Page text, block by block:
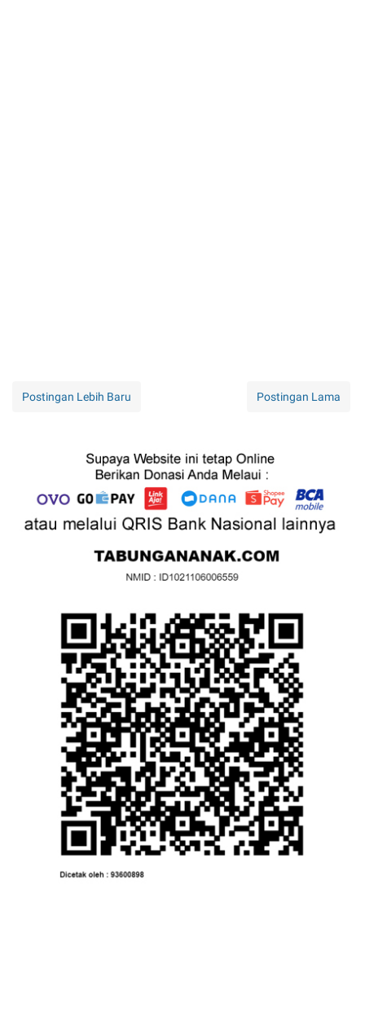
Postingan Lebih Baru Postingan Lama